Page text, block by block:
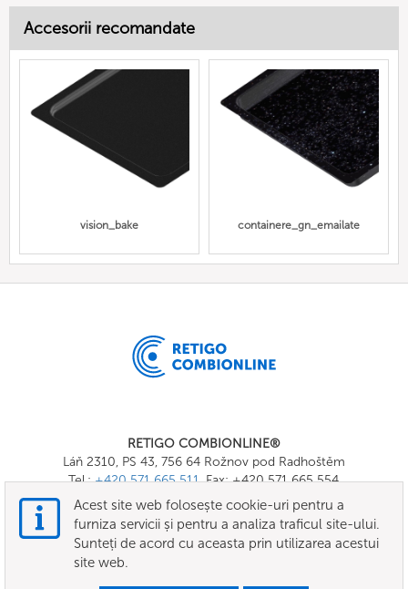
Accesorii recomandate
vision_bake containere_gn_emailate
RETIGO COMBIONLINE®
Láň 2310, PS 43, 756 64 Rožnov pod Radhoštěm
Tel.:+420 571 665 511, Fax: +420 571 665 554
E-mail:
info@combionline.com
Acest site web folosește cookie-uri pentru a
furniza servicii și pentru a analiza traficul site-ului.
Sunteți de acord cu aceasta prin utilizarea acestui
site web.